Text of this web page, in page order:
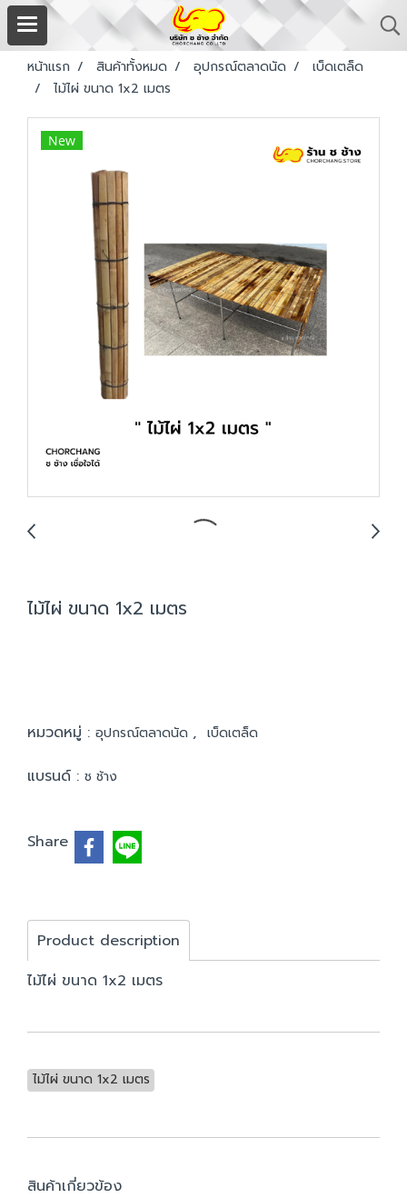
หน้าแรก สินค้าทั้งหมด อุปกรณ์ตลาดนัด
เบ็ดเตล็ด
ไม้ไผ่ ขนาด 1x2 เมตร
New
ไม้ไผ่ ขนาด 1x2 เมตร
หมวดหมู่ : อุปกรณ์ตลาดนัด , เบ็ดเตล็ด
แบรนด์ : ช ช้าง
Share
Product description
ไม้ไผ่ ขนาด 1x2 เมตร
ไม้ไผ่ ขนาด 1x2 เมตร
สินค้าเกี่ยวข้อง